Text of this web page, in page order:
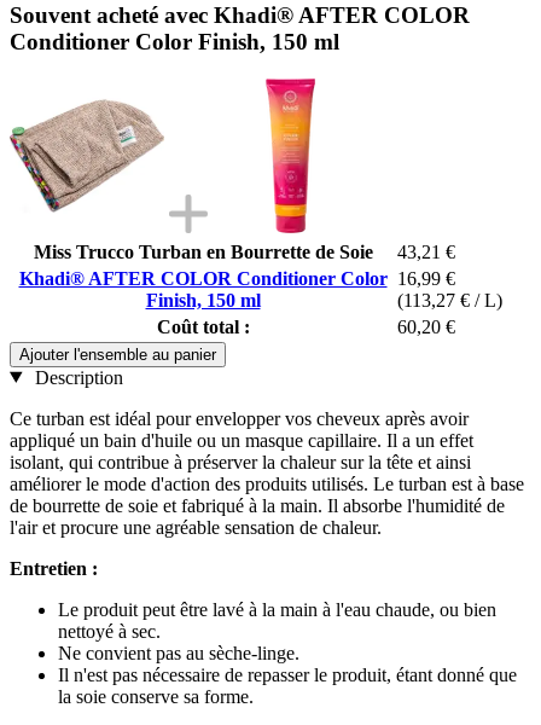
Souvent acheté avec Khadi® AFTER COLOR
Conditioner Color Finish, 150 ml
Miss Trucco Turban en Bourrette de Soie
43,21 €
Khadi® AFTER COLOR Conditioner Color
Finish, 150 ml
16,99 €
(113,27 € / L)
Coût total :
60,20 €
Ajouter l'ensemble au panier
Description
Ce turban est idéal pour envelopper vos cheveux après avoir
appliqué un bain d'huile ou un masque capillaire. Il a un effet
isolant, qui contribue à préserver la chaleur sur la tête et ainsi
améliorer le mode d'action des produits utilisés. Le turban est à base
de bourrette de soie et fabriqué à la main. Il absorbe l'humidité de
l'air et procure une agréable sensation de chaleur.
Entretien :
Le produit peut être lavé à la main à l'eau chaude, ou bien
nettoyé à sec.
Ne convient pas au sèche-linge.
Il n'est pas nécessaire de repasser le produit, étant donné que
la soie conserve sa forme.